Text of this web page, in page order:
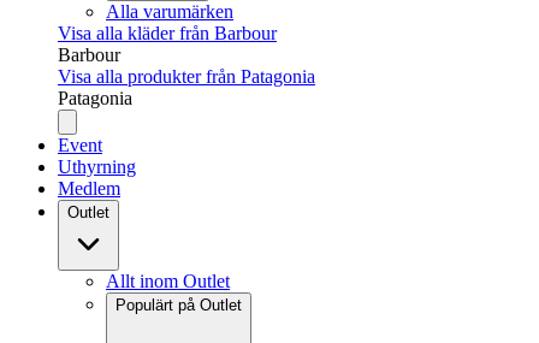
Alla varumärken
Visa alla kläder från Barbour
Barbour
Visa alla produkter från Patagonia
Patagonia
Event
Uthyrning
Medlem
Outlet
Allt inom Outlet
Populärt på Outlet